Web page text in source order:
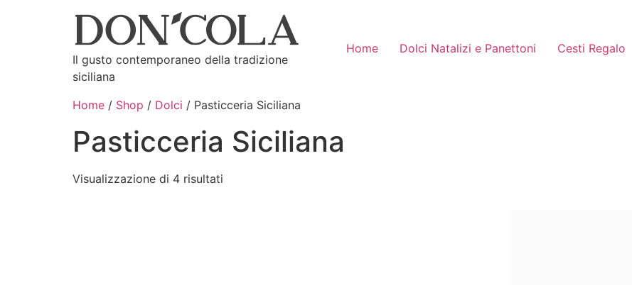
Il gusto contemporaneo della tradizione
siciliana
Home Dolci Natalizi e Panettoni Cesti Regalo
Home / Shop / Dolci / Pasticceria Siciliana
Pasticceria Siciliana
Visualizzazione di 4 risultati